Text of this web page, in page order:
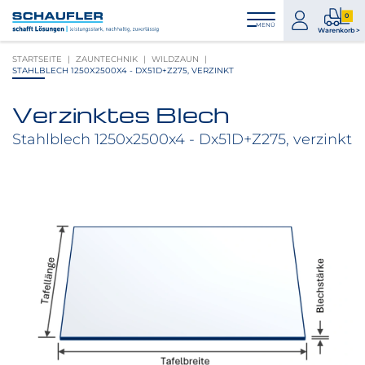
Inhalt
Hauptnavigation
Footernavigation
Logo
Schaufler
verlinkt
zur
MENÜ
zum
Konto
0
Warenkorb >
0
STARTSEITE ZAUNTECHNIK
WILDZAUN
STAHLBLECH 1250X2500X4 - DX51D+Z275, VERZINKT
Produktbilder
Verzinktes Blech
Stahlblech 1250x2500x4 - Dx51D+Z275, verzinkt